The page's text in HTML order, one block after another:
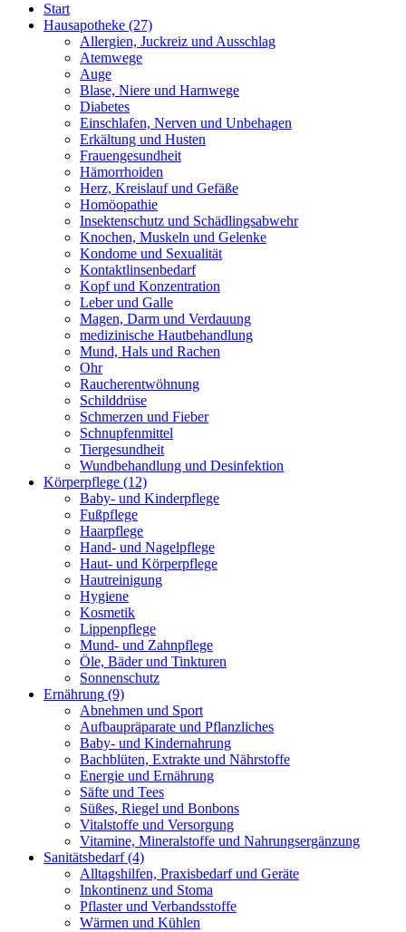
Start
Hausapotheke (27)
Allergien, Juckreiz und Ausschlag
Atemwege
Auge
Blase, Niere und Harnwege
Diabetes
Einschlafen, Nerven und Unbehagen
Erkältung und Husten
Frauengesundheit
Hämorrhoiden
Herz, Kreislauf und Gefäße
Homöopathie
Insektenschutz und Schädlingsabwehr
Knochen, Muskeln und Gelenke
Kondome und Sexualität
Kontaktlinsenbedarf
Kopf und Konzentration
Leber und Galle
Magen, Darm und Verdauung
medizinische Hautbehandlung
Mund, Hals und Rachen
Ohr
Raucherentwöhnung
Schilddrüse
Schmerzen und Fieber
Schnupfenmittel
Tiergesundheit
Wundbehandlung und Desinfektion
Körperpflege (12)
Baby- und Kinderpflege
Fußpflege
Haarpflege
Hand- und Nagelpflege
Haut- und Körperpflege
Hautreinigung
Hygiene
Kosmetik
Lippenpflege
Mund- und Zahnpflege
Öle, Bäder und Tinkturen
Sonnenschutz
Ernährung (9)
Abnehmen und Sport
Aufbaupräparate und Pflanzliches
Baby- und Kindernahrung
Bachblüten, Extrakte und Nährstoffe
Energie und Ernährung
Säfte und Tees
Süßes, Riegel und Bonbons
Vitalstoffe und Versorgung
Vitamine, Mineralstoffe und Nahrungsergänzung
Sanitätsbedarf(4)
Alltagshilfen, Praxisbedarf und Geräte
Inkontinenz und Stoma
Pflaster und Verbandsstoffe
Wärmen und Kühlen